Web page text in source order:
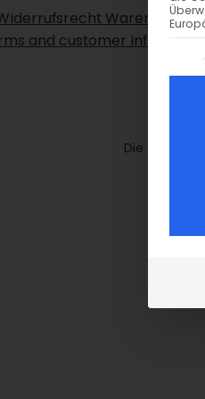
Waren
and customer information
Die
Es